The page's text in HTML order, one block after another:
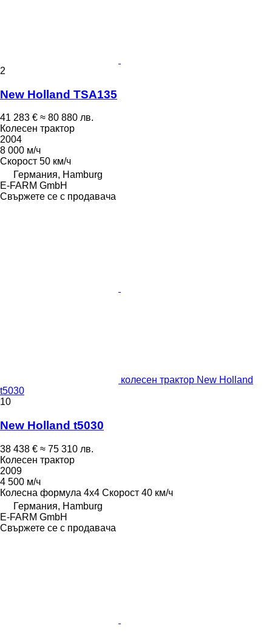
2
New Holland TSA135
41 283 € ≈ 80 880 лв.
Колесен трактор
2004
8 000 м/ч
Скорост 50 км/ч
Германия, Hamburg
E-FARM GmbH
Свържете се с продавача
колесен трактор New Holland
t5030
10
New Holland t5030
38 438 € ≈ 75 310 лв.
Колесен трактор
2009
4 500 м/ч
Колесна формула 4x4 Скорост 40 км/ч
Германия, Hamburg
E-FARM GmbH
Свържете се с продавача